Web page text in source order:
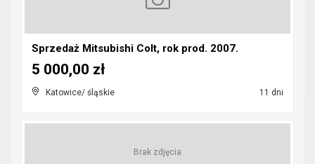
Sprzedaż Mitsubishi Colt, rok prod. 2007.
Katowice/ śląskie 11 dni
5 000,00 zł
Brak zdjęcia